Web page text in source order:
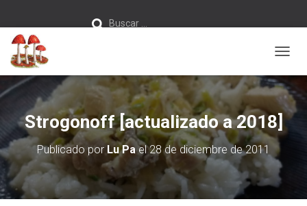
Buscar …
A
M
B
I
A
O
Strogonoff [actualizado a 2018]
Publicado por Lu Pael28 de diciembre de 2011